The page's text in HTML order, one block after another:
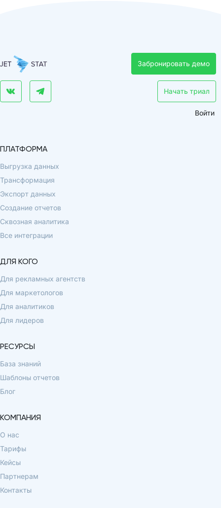
Забронировать демо
Начать триал
Войти
ПЛАТФОРМА
Выгрузка данных
Трансформация
Экспорт данных
Создание отчетов
Сквозная аналитика
Все интеграции
ДЛЯ КОГО
Для рекламных агентств
Для маркетологов
Для аналитиков
Для лидеров
РЕСУРСЫ
База знаний
Шаблоны отчетов
Блог
КОМПАНИЯ
О нас
Тарифы
Кейсы
Партнерам
Контакты